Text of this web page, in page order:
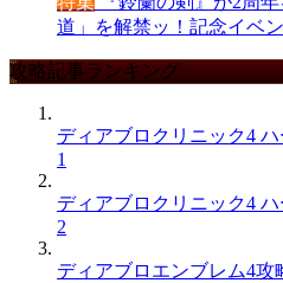
道」を解禁ッ！記念イベ
攻略記事ランキング
ディアブロクリニック4
1
ディアブロクリニック4
2
ディアブロエンブレム4攻